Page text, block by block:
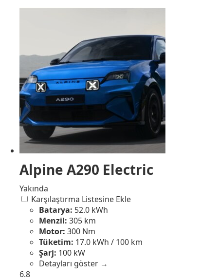
Alpine A290 Electric
Yakında
Karşılaştırma Listesine Ekle
Batarya: 52.0 kWh
Menzil: 305 km
Motor: 300 Nm
Tüketim: 17.0 kWh / 100 km
Şarj: 100 kW
Detayları göster →
6.8